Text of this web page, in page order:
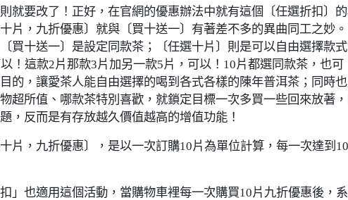
要改了！正好，在官網的優惠辦法中就有這個〔任選折扣〕
片，九折優惠〕就與〔買十送一〕有著差不多的異曲同工之妙
買十送一〕是設定同款茶；〔任選十片〕則是可以自由選擇款式
！這款2片那款3片加另一款5片，可以！10片都選同款茶，也可
的，讓愛茶人能自由選擇的喝到各式各樣的陳年普洱茶；同時
超所值、哪款茶特別喜歡，就鎖定目標一次多買一些回來放著
，反而是有存放越久價值越高的增值功能！
，九折優惠〕，是以一次訂購10片為單位計算，每一次達到10
也適用這個活動，當購物車裡每一次購買10片九折優惠後，系